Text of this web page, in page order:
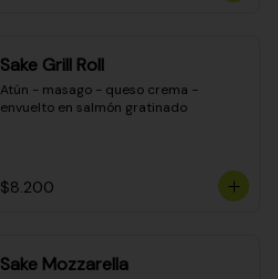
Sake Grill Roll
Atún - masago - queso crema -
envuelto en salmón gratinado
$8.200
Sake Mozzarella